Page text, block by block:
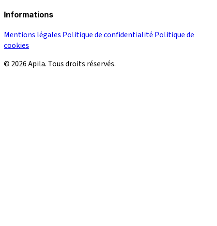
Informations
Mentions légales Politique de confidentialité Politique de
cookies
© 2026 Apila. Tous droits réservés.